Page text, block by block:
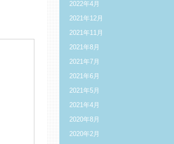
2022年4月
2021年12月
2021年11月
2021年8月
2021年7月
2021年6月
2021年5月
2021年4月
2020年8月
2020年2月